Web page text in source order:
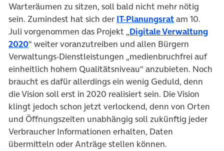
Warteräumen zu sitzen, soll bald nicht mehr nötig
sein. Zumindest hat sich der IT-Planungsratam 10.
Juli vorgenommen das Projekt „Digitale Verwaltung
2020“ weiter voranzutreiben und allen Bürgern
Verwaltungs-Dienstleistungen „medienbruchfrei auf
einheitlich hohem Qualitätsniveau“ anzubieten. Noch
braucht es dafür allerdings ein wenig Geduld, denn
die Vision soll erst in 2020 realisiert sein. Die Vision
klingt jedoch schon jetzt verlockend, denn von Orten
und Öffnungszeiten unabhängig soll zukünftig jeder
Verbraucher Informationen erhalten, Daten
übermitteln oder Anträge stellen können.